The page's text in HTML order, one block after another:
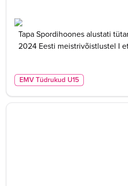
Tapa Spordihoones alustati
2024 Eesti meistrivõistlustel I
EMV Tüdrukud U15